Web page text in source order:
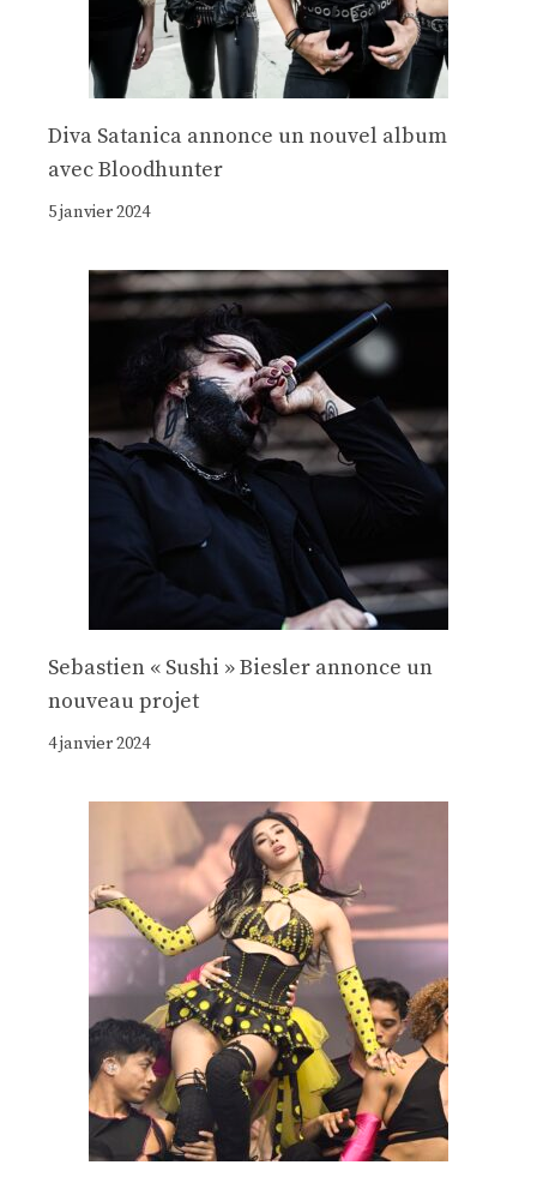
Diva Satanica annonce un nouvel album
avec Bloodhunter
5 janvier 2024
Sebastien « Sushi » Biesler annonce un
nouveau projet
4 janvier 2024